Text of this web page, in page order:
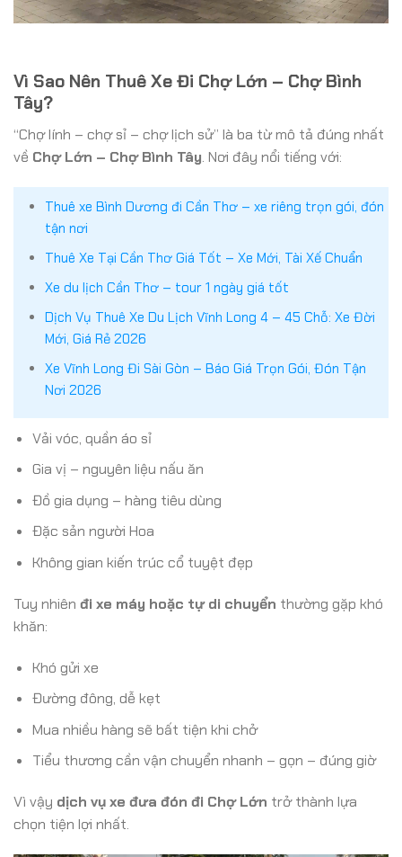
Vì Sao Nên Thuê Xe Đi Chợ Lớn – Chợ Bình
Tây?
“Chợ lính – chợ sỉ – chợ lịch sử” là ba từ mô tả đúng nhất
về Chợ Lớn – Chợ Bình Tây. Nơi đây nổi tiếng với:
Thuê xe Bình Dương đi Cần Thơ – xe riêng trọn gói, đón
tận nơi
Thuê Xe Tại Cần Thơ Giá Tốt – Xe Mới, Tài Xế Chuẩn
Xe du lịch Cần Thơ – tour 1 ngày giá tốt
Dịch Vụ Thuê Xe Du Lịch Vĩnh Long 4 – 45 Chỗ: Xe Đời
Mới, Giá Rẻ 2026
Xe Vĩnh Long Đi Sài Gòn – Báo Giá Trọn Gói, Đón Tận
Nơi 2026
Vải vóc, quần áo sỉ
Gia vị – nguyên liệu nấu ăn
Đồ gia dụng – hàng tiêu dùng
Đặc sản người Hoa
Không gian kiến trúc cổ tuyệt đẹp
Tuy nhiên đi xe máy hoặc tự di chuyển thường gặp khó
khăn:
Khó gửi xe
Đường đông, dễ kẹt
Mua nhiều hàng sẽ bất tiện khi chở
Tiểu thương cần vận chuyển nhanh – gọn – đúng giờ
Vì vậy dịch vụ xe đưa đón đi Chợ Lớn trở thành lựa
chọn tiện lợi nhất.